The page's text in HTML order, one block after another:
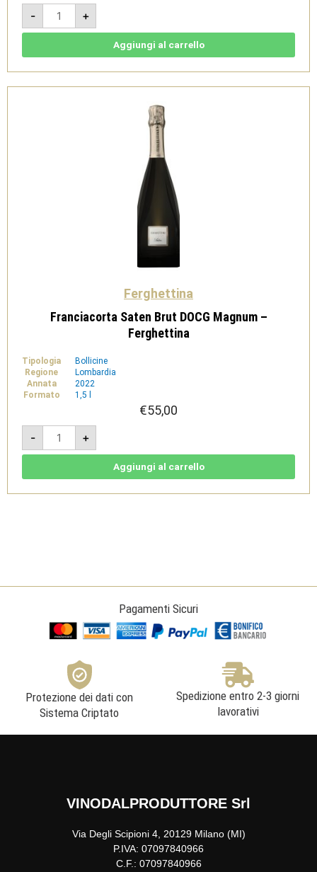
-
Franciacorta
Saten
Brut
DOCG
+
Aggiungi al carrello
Ferghettina
Franciacorta Saten Brut DOCG Magnum –
Ferghettina
Tipologia
Bollicine
Regione
Lombardia
Annata
2022
Formato
1,5 l
€55,00
-
Franciacorta
Saten
Brut
DOCG
quantità
+
Aggiungi al carrello
Pagamenti Sicuri
Protezione dei dati con
Sistema Criptato
Spedizione entro 2-3 giorni
lavorativi
VINODALPRODUTTORE Srl
Via Degli Scipioni 4, 20129 Milano (MI)
P.IVA: 07097840966
C.F.: 07097840966